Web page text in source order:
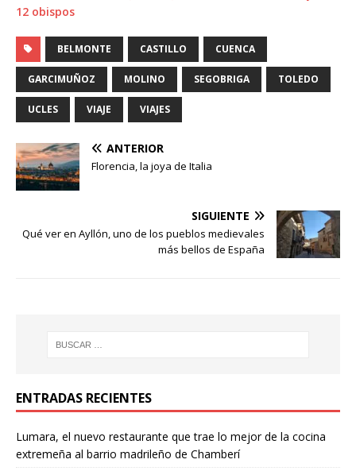
12 obispos
BELMONTE CASTILLO CUENCA
GARCIMUÑOZ MOLINO SEGOBRIGA TOLEDO
UCLES VIAJE VIAJES
ANTERIOR
Florencia, la joya de Italia
SIGUIENTE
Qué ver en Ayllón, uno de los pueblos medievales
más bellos de España
ENTRADAS RECIENTES
Lumara, el nuevo restaurante que trae lo mejor de la cocina
extremeña al barrio madrileño de Chamberí